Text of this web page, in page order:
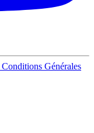
Conditions Générales